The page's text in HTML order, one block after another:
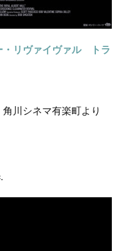
・リヴァイヴァル トラ
川シネマ有楽町より